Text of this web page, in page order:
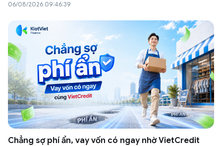
06/08/2026 09:46:39
Chẳng sợ phí ẩn, vay vốn có ngay nhờ VietCredit